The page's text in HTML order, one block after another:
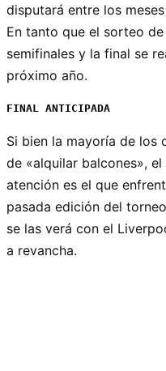
disputará entre los
En tanto que el sorteo
semifinales y la final se
próximo año.
FINAL ANTICIPADA
Si bien la mayoría de los
de «alquilar balcones»,
atención es el que
pasada edición del
se las verá con el
a revancha.